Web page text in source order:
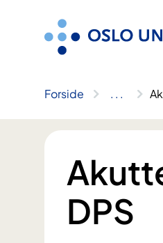
Forside .. .
DPS